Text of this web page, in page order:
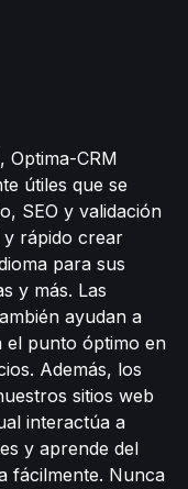
Optima-CRM
útiles que se
SEO y validación
y rápido crear
para sus
y más. Las
ayudan a
el punto óptimo en
Además, los
sitios web
interactúa a
y aprende del
fácilmente. Nunca